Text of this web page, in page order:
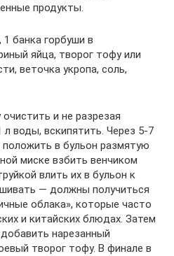
продукты.
банка горбуши в
яйца, творог тофу или
веточка укропа, соль,
и не разрезая
воды, вскипятить. Через 5-7
положить в бульон размятую
миске взбить венчиком
влить их в бульон к
— должны получиться
облака», которые часто
и китайских блюдах. Затем
нарезанный
творог тофу. В финале в